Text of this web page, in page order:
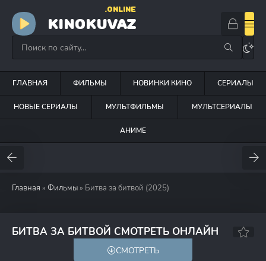
KINOKUVAZ
.ONLINE
ГЛАВНАЯ ФИЛЬМЫ НОВИНКИ КИНО СЕРИАЛЫ
НОВЫЕ СЕРИАЛЫ МУЛЬТФИЛЬМЫ МУЛЬТСЕРИАЛЫ
АНИМЕ
Главная » Фильмы » Битва за битвой (2025)
БИТВА ЗА БИТВОЙ СМОТРЕТЬ ОНЛАЙН
7.1 80
СМОТРЕТЬ